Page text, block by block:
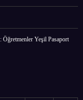
Yeşil Pasaport